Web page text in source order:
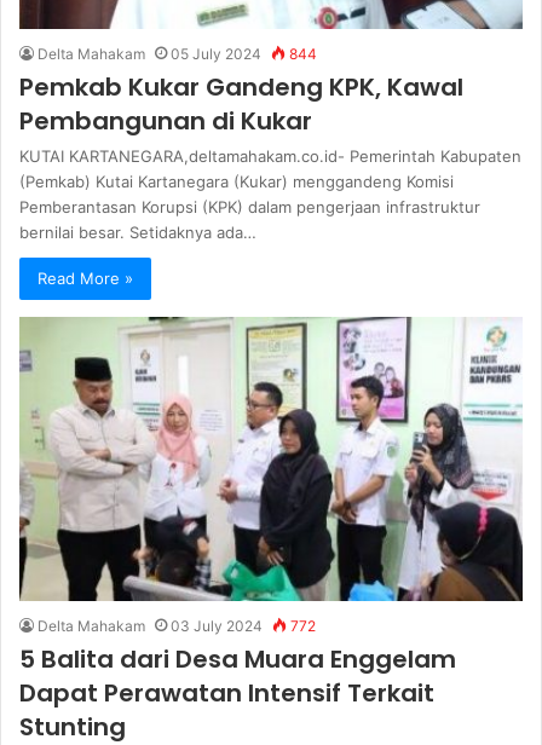
Delta Mahakam 05 July 2024 844
Pemkab Kukar Gandeng KPK, Kawal
Pembangunan di Kukar
KUTAI KARTANEGARA,deltamahakam.co.id- Pemerintah Kabupaten
(Pemkab) Kutai Kartanegara (Kukar) menggandeng Komisi
Pemberantasan Korupsi (KPK) dalam pengerjaan infrastruktur
bernilai besar. Setidaknya ada…
Read More »
Delta Mahakam 03 July 2024 772
5 Balita dari Desa Muara Enggelam
Dapat Perawatan Intensif Terkait
Stunting